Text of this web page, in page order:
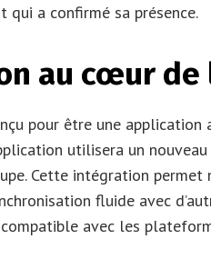
a confirmé sa présence.
au cœur de
pour être une
utilisera un
Cette intégration
fluide avec
avec les